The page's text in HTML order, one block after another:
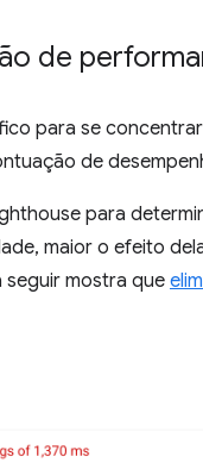
de
para se
de
para
maior o efeito
seguir mostra que